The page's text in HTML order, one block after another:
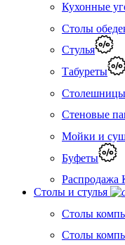
Кухонные
Столы
Стулья
Табуреты
Столешницы
Стеновые
Мойки и
Буфеты
Распродажа
Столы и стулья
Столы
Столы